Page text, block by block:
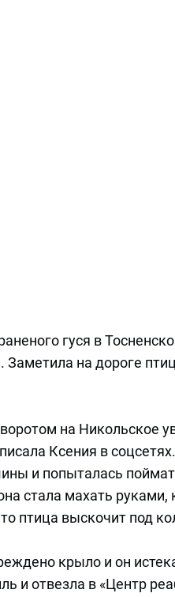
гуся в
на дороге
на Никольское
Ксения в соцсетях.
и попыталась
стала махать руками,
птица выскочит под
крыло и он
и отвезла в «Центр